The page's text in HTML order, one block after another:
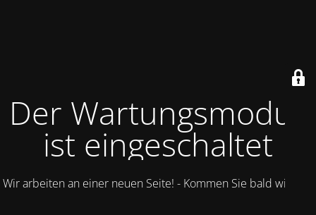
Der Wartungsmodus
ist eingeschaltet
Wir arbeiten an einer neuen Seite! - Kommen Sie bald wieder.